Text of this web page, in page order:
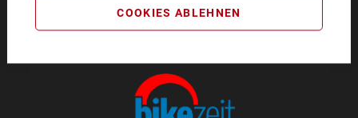
COOKIES ABLEHNEN